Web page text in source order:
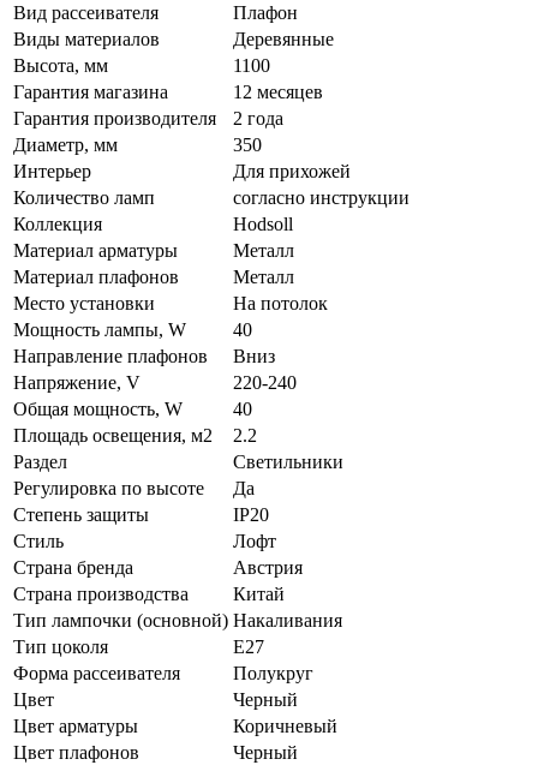
Вид рассеивателя
Плафон
Виды материалов
Деревянные
Высота, мм
1100
Гарантия магазина
12 месяцев
Гарантия производителя
2 года
Диаметр, мм
350
Интерьер
Для прихожей
Количество ламп
согласно инструкции
Коллекция
Hodsoll
Материал арматуры
Металл
Материал плафонов
Металл
Место установки
На потолок
Мощность лампы, W
40
Направление плафонов
Вниз
Напряжение, V
220-240
Общая мощность, W
40
Площадь освещения, м2
2.2
Раздел
Светильники
Регулировка по высоте
Да
Степень защиты
IP20
Стиль
Лофт
Страна бренда
Австрия
Страна производства
Китай
Тип лампочки (основной) Накаливания
Тип цоколя
E27
Форма рассеивателя
Полукруг
Цвет
Черный
Цвет арматуры
Коричневый
Цвет плафонов
Черный